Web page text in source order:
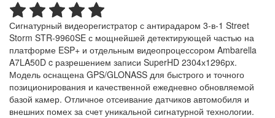
Сигнатурный видеорегистратор с антирадаром 3-в-1 Street
Storm STR-9960SE с мощнейшей детектирующей частью на
платформе ESP+ и отдельным видеопроцессором Ambarella
A7LA50D c разрешением записи SuperHD 2304х1296px.
Модель оснащена GPS/GLONASS для быстрого и точного
позиционирования и качественной ежедневно обновляемой
базой камер. Отличное отсеивание датчиков автомобиля и
внешних помех за счет уникальной сигнатурной технологии.